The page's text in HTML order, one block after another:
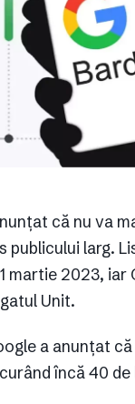
că nu va
publicului larg.
martie 2023,
Unit.
a anunțat
încă 40 de